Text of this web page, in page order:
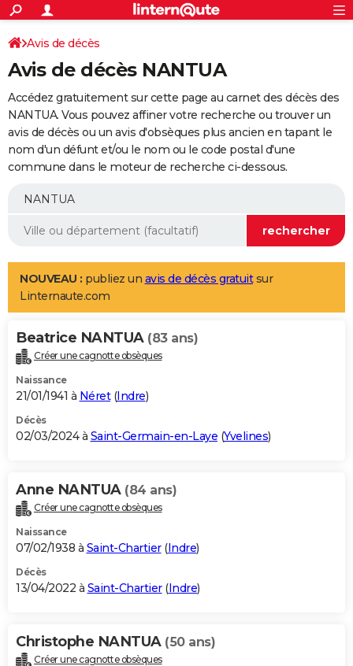
ACTUALITÉS
Politique
Société
Faits Divers
Education
Monde
Villes
+
SPORT
Coupe du monde 2026
Football
Tennis
Cyclisme
Rugby
Forum
Programme TV
TNT
Streaming
Cinéma
Sorties cinéma
Musique
+
FINANCE
Retraite
Epargne
Immobilier
Risques naturels par ville
Banque
Assurance
AUTO
Essais
Réserver un essai
Citadines
Berlines
SUV
Forum auto
+
Mobiles
Meilleur smartphone
Internet
Ordinateurs
Jeux vidéo
Guide high-tech
Aménagement intérieur
LIFESTYLE
Art de vivre
Bien-être
Loisirs
Mode
Modes de vie
Alimentation
Guide de la santé
Maladies
Médicaments
Sommeil
VOYAGE
Destinations
City break
Voyage nature
Voyage de noces
Forum
Climat
+PHOTO
GUIDES D'ACHAT
BONS PLANS
Carte de Noël
Carte Bonne année
Carte Saint-Valentin
Carte Pâques
Carte d'anniversaire
DICTIONNAIRE
Dictionnaire
Biographies
Citations
Expressions
Proverbes
PROGRAMME TV
S'inscrire
Se connecter
Lycées
Collèges
Primaires
Universités
Entreprises
Service militaire
Avis de recherche
AVIS DE DÉCÈS
Bricolage
Lifestyle
Culture
Sport
Auto
Television
Voyage
Cinema
Avis de décès
Avis de décès NANTUA
Accédez gratuitement sur cette page au carnet des décès des
NANTUA. Vous pouvez affiner votre recherche ou trouver un
avis de décès ou un avis d'obsèques plus ancien en tapant le
nom d'un défunt et/ou le nom ou le code postal d'une
commune dans le moteur de recherche ci-dessous.
NOUVEAU : publiez un avis de décès gratuitsur
Linternaute.com
Beatrice NANTUA (83 ans)
Créer une cagnotte obsèques
Naissance
21/01/1941 à Néret(Indre)
Décès
02/03/2024 à Saint-Germain-en-Laye (Yvelines)
Anne NANTUA (84 ans)
Créer une cagnotte obsèques
Naissance
07/02/1938 à Saint-Chartier(Indre)
Décès
13/04/2022 à Saint-Chartier(Indre)
Christophe NANTUA (50 ans)
Créer une cagnotte obsèques